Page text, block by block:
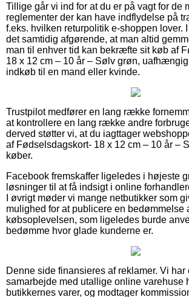
Tillige går vi ind for at du er på vagt for de
reglementer der kan have indflydelse på
f.eks. hvilken returpolitik e-shoppen lover.
det samtidig afgørende, at man altid
man til enhver tid kan bekræfte sit køb af
18 x 12 cm – 10 år – Sølv grøn,
indkøb til en mand eller kvinde.
Trustpilot medfører en lang række
at kontrollere en lang række andre
derved støtter vi, at du iagttager
af Fødselsdagskort- 18 x 12 cm – 10 år –
køber.
Facebook fremskaffer ligeledes i højeste
løsninger til at få indsigt i online
I øvrigt møder vi mange netbutikker som
mulighed for at publicere en bedømmelse
købsoplevelsen, som ligeledes burde
bedømme hvor glade kunderne er.
Denne side finansieres af reklamer. Vi har
samarbejde med utallige online varehuse
butikkernes varer, og modtager